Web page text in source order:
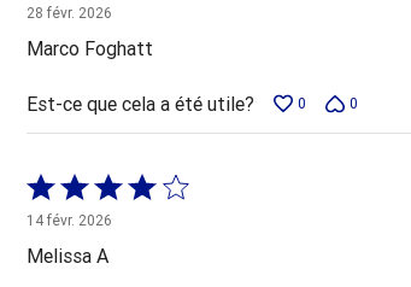
5 sur
5
28 févr. 2026
Marco Foghatt
Est-ce que cela a été utile? 0 0
Coté
4 sur
5
14 févr. 2026
Melissa A